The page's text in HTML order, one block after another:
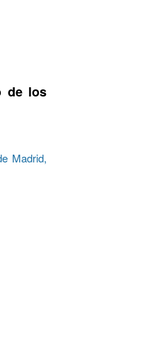
de los
Madrid,